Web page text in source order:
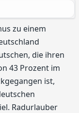
zu einem
die ihren
43 Prozent im
ist,
Radurlauber